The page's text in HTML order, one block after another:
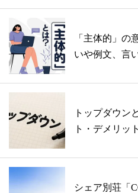
「主体的」の
いや例文、言
トップダウン
ト・デメリッ
シェア別荘「